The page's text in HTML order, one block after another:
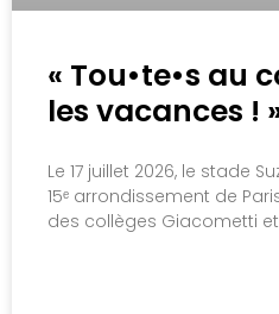
« Tou•te•s au
les vacances !
Le 17 juillet 2026, le stade
15ᵉ arrondissement de
des collèges Giacometti